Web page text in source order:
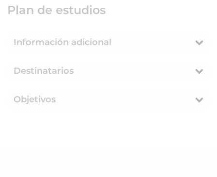
Plan de estudios
Información adicional
Destinatarios
Objetivos